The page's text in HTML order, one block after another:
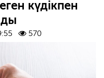
күдікпен
570